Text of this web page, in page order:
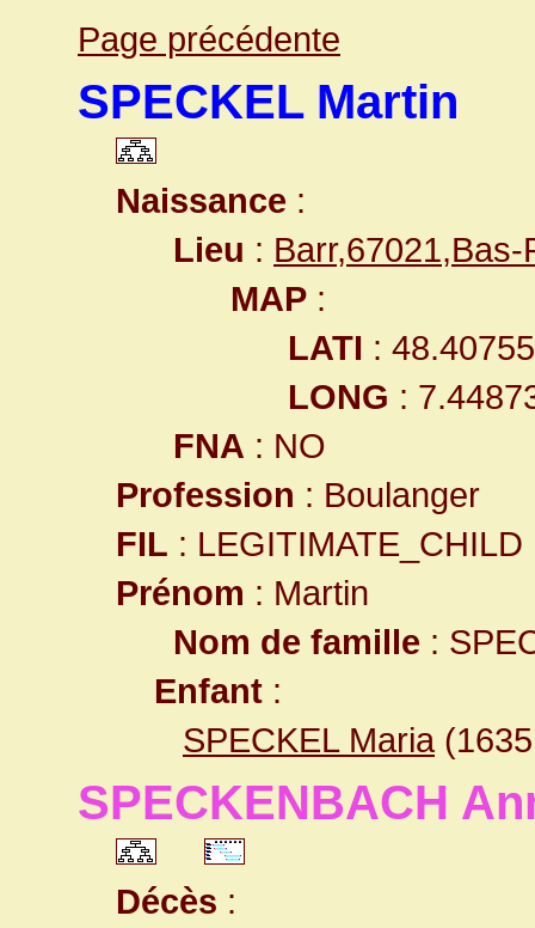
Page précédente
SPECKEL Martin
Naissance :
Lieu :
MAP :
LATI :
LONG :
FNA : NO
Profession : Boulanger
FIL : LEGITIMATE_CHILD
Prénom : Martin
Nom de famille :
Enfant :
SPECKEL Maria
SPECKENBACH
Décès :